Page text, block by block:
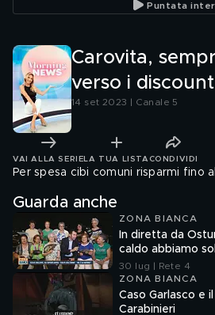
Puntata
Carovita,
verso i discount
14 set 2023 | Canale 5
VAI ALLA SERIE LA TUA LISTA CONDIVIDI
Per spesa cibi comuni risparmi fino
Guarda anche
ZONA BIANCA
In diretta da
caldo abbiamo
30 lug | Rete 4
ZONA BIANCA
Caso Garlasco e
Carabinieri